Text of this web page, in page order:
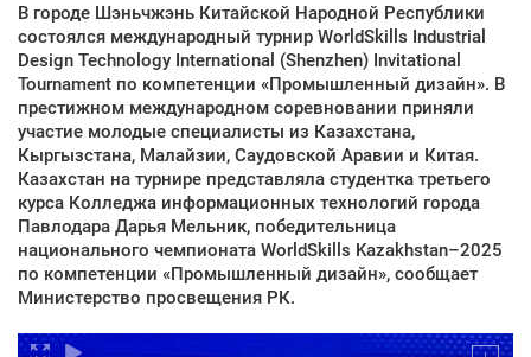
В городе Шэньчжэнь Китайской Народной Республики
состоялся международный турнир WorldSkills Industrial
Design Technology International (Shenzhen) Invitational
Tournament по компетенции «Промышленный дизайн». В
престижном международном соревновании приняли
участие молодые специалисты из Казахстана,
Кыргызстана, Малайзии, Саудовской Аравии и Китая.
Казахстан на турнире представляла студентка третьего
курса Колледжа информационных технологий города
Павлодара Дарья Мельник, победительница
национального чемпионата WorldSkills Kazakhstan–2025
по компетенции «Промышленный дизайн», сообщает
Министерство просвещения РК.